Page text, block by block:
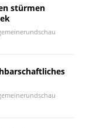
stürmen